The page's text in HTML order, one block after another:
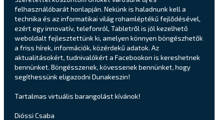
felhasználóbarát honlapján. Nekünk is haladnunk kell a
technika és az informatikai világ rohamléptékű fejlődésével,
ezért egy innovatív, telefonról, Tabletről is jól kezelhető
weboldalt fejlesztettünk ki, amelyen könnyen böngészhetők
a friss hírek, információk, közérdekű adatok. Az
aktualitásokért, tudnivalókért a Facebookon is kereshetnek
bennünket. Böngésszenek, kövessenek bennünket, hogy
segíthessünk eligazodni Dunakeszin!
Tartalmas virtuális barangolást kívánok!
Dióssi Csaba